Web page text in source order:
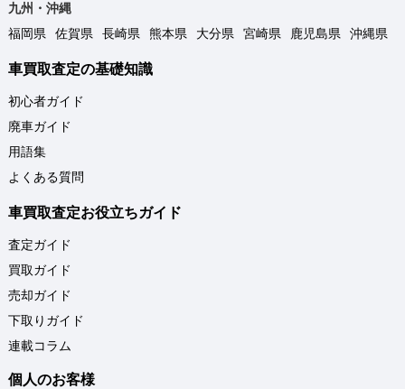
九州・沖縄
福岡県
佐賀県 長崎県 熊本県 大分県 宮崎県 鹿児島県 沖縄県
車買取査定の基礎知識
初心者ガイド
廃車ガイド
用語集
よくある質問
車買取査定お役立ちガイド
査定ガイド
買取ガイド
売却ガイド
下取りガイド
連載コラム
個人のお客様